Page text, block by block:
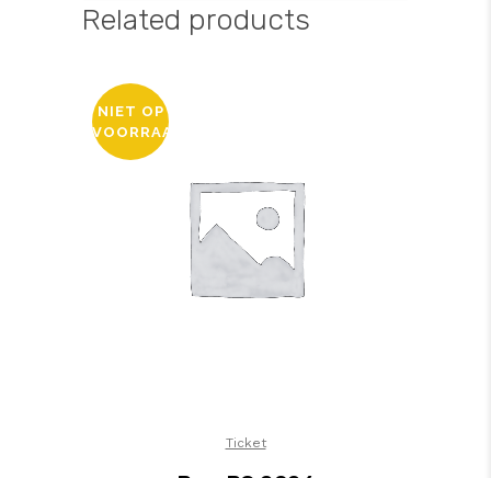
Related products
NIET OP
VOORRAAD
Ticket